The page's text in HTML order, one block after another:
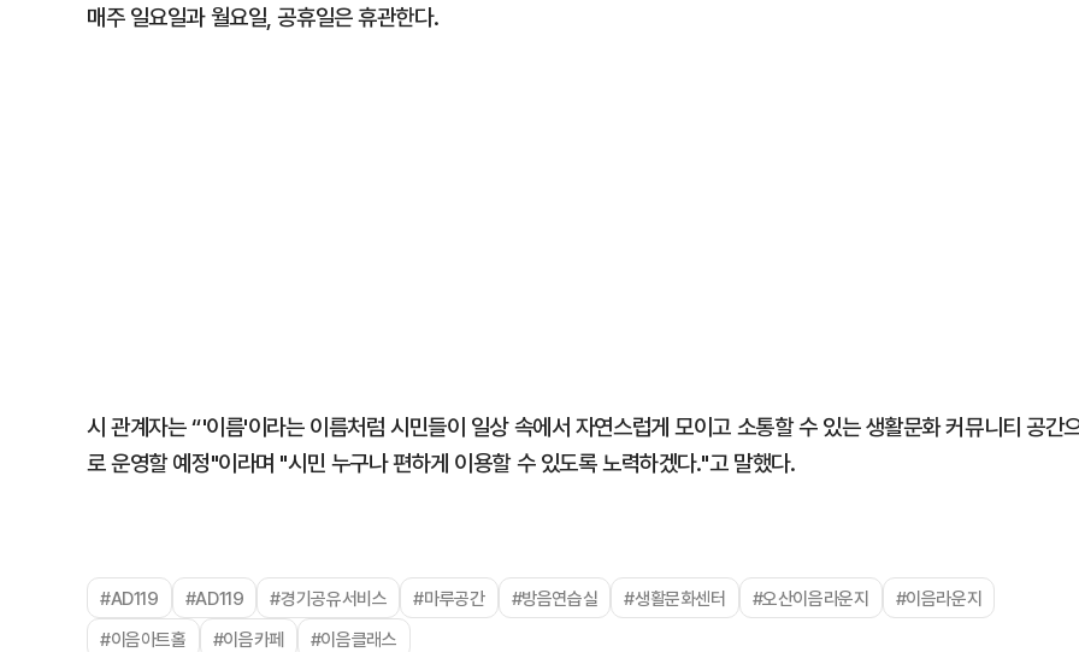
매주 일요일과 월요일, 공휴일은 휴관한다.
시 관계자는 “'이름'이라는 이름처럼 시민들이 일상 속에서 자연스럽게 모이고 소통할 수 있는 생활문화 커뮤니티 공간
로 운영할 예정"이라며 "시민 누구나 편하게 이용할 수 있도록 노력하겠다."고 말했다.
#AD119 #AD119 #경기공유서비스 #마루공간 #방음연습실 #생활문화센터 #오산이음라운지
#이음라운지
#이음아트홀
#이음카페 #이음클래스